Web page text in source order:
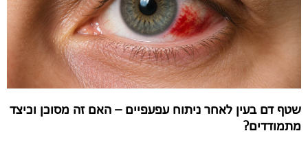
שטף דם בעין לאחר ניתוח עפעפיים – האם זה מסוכן וכיצד
מתמודדים?